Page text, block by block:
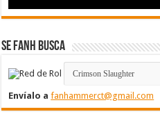
Se FanH Busca
Envíalo afanhammerct@gmail.com